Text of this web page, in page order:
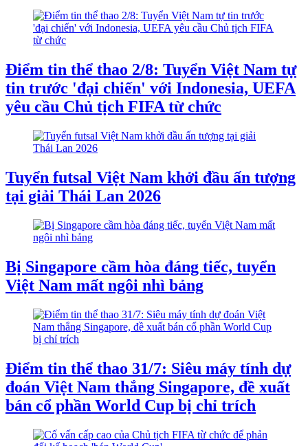
Điểm tin thể thao 2/8: Tuyển Việt Nam tự
tin trước 'đại chiến' với Indonesia, UEFA
yêu cầu Chủ tịch FIFA từ chức
Tuyển futsal Việt Nam khởi đầu ấn tượng
tại giải Thái Lan 2026
Bị Singapore cầm hòa đáng tiếc, tuyển
Việt Nam mất ngôi nhì bảng
Điểm tin thể thao 31/7: Siêu máy tính dự
đoán Việt Nam thắng Singapore, đề xuất
bán cổ phần World Cup bị chỉ trích